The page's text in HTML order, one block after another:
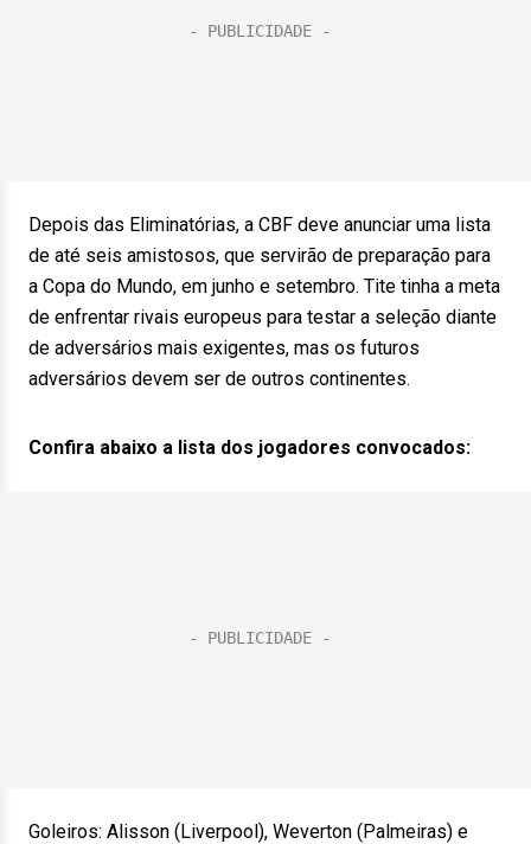
Depois das Eliminatórias, a CBF deve anunciar uma lista
de até seis amistosos, que servirão de preparação para
a Copa do Mundo, em junho e setembro. Tite tinha a meta
de enfrentar rivais europeus para testar a seleção diante
de adversários mais exigentes, mas os futuros
adversários devem ser de outros continentes.
Confira abaixo a lista dos jogadores convocados:
Goleiros: Alisson (Liverpool), Weverton (Palmeiras) e